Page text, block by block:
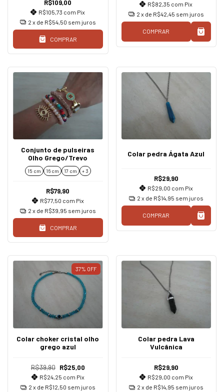
R$109,00
R$105,73 com Pix
2 x de R$54,50 sem juros
COMPRAR
R$82,35 com Pix
2 x de R$42,45 sem juros
COMPRAR
Conjunto de pulseiras
Olho Grego/Trevo
15 cm 16 cm 17 cm + 3
R$79,90
R$77,50 com Pix
2 x de R$39,95 sem juros
COMPRAR
Colar pedra Ágata Azul
R$29,90
R$29,00 com Pix
2 x de R$14,95 sem juros
COMPRAR
37% OFF
Colar choker cristal olho
grego azul
R$39,90 R$25,00
R$24,25 com Pix
2 x de R$12,50 sem juros
Colar pedra Lava
Vulcânica
R$29,90
R$29,00 com Pix
2 x de R$14,95 sem juros